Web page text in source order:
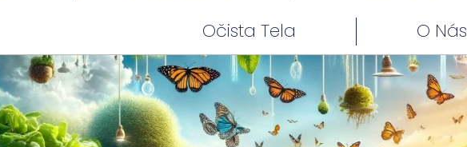
Očista Tela
O Nás